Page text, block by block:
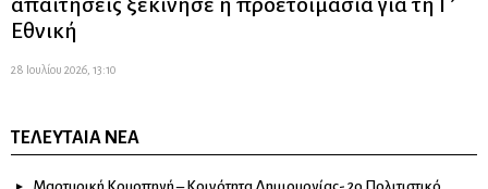
Εθνική
28 Ιουλίου 2026, 13:10
ΤΕΛΕΥΤΑΊΑ ΝΈΑ